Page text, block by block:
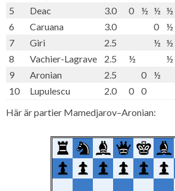
5
Deac 3.0 0 ½ ½ ½
6
Caruana 3.0 0 ½
7
Giri 2.5 ½ ½
8
Vachier-Lagrave 2.5 ½ ½
9
Aronian 2.5 0 ½
10
Lupulescu 2.0 0 0
Här är partier Mamedjarov–Aronian: